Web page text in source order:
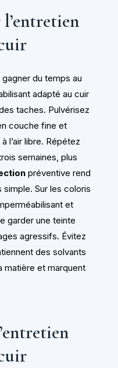
du temps au
adapté au cuir
taches. Pulvérisez
couche fine et
l’air libre. Répétez
semaines, plus
préventive rend
Sur les coloris
et
garder une teinte
agressifs. Évitez
des solvants
matière et marquent